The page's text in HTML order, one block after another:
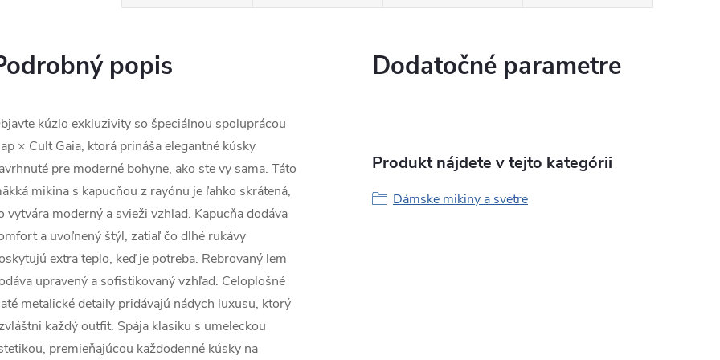
popis
kúzlo exkluzivity so špeciálnou spoluprácou
× Cult Gaia, ktorá prináša elegantné kúsky
pre moderné bohyne, ako ste vy sama. Táto
mikina s kapucňou z rayónu je ľahko skrátená,
vytvára moderný a svieži vzhľad. Kapucňa dodáva
a uvoľnený štýl, zatiaľ čo dlhé rukávy
extra teplo, keď je potreba. Rebrovaný lem
upravený a sofistikovaný vzhľad. Celoplošné
metalické detaily pridávajú nádych luxusu, ktorý
každý outfit. Spája klasiku s umeleckou
premieňajúcou každodenné kúsky na
Dodatočné parametre
Produkt nájdete v tejto kategórii
Dámske mikiny a svetre